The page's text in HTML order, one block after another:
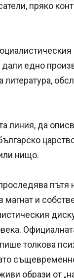
пряко
едно
литература,
линия, да
нищо.
и
толкова
образи от